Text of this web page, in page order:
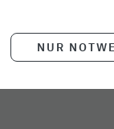
NUR